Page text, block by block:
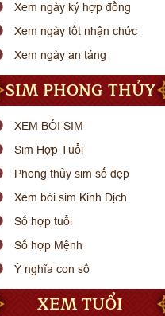
Xem ngày ký hợp đồng
Xem ngày tốt nhận chức
Xem ngày an táng
SIM PHONG THỦY
XEM BÓI SIM
Sim Hợp Tuổi
Phong thủy sim số đẹp
Xem bói sim Kinh Dịch
Số hợp tuổi
Số hợp Mệnh
Ý nghĩa con số
XEM TUỔI